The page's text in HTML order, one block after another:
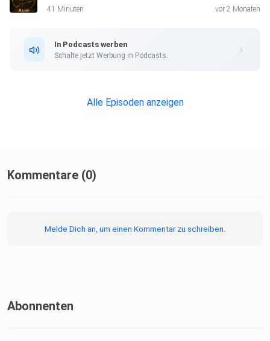
41 Minuten vor 2 Monaten
In Podcasts werben
Schalte jetzt Werbung in Podcasts.
Alle Episoden anzeigen
Kommentare (0)
Melde Dich an, um einen Kommentar zu schreiben.
Abonnenten